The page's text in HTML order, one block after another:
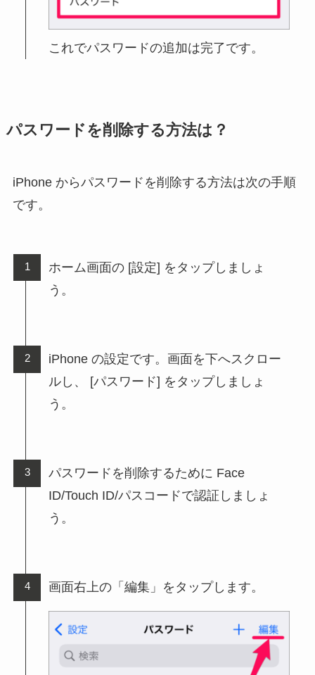
これでパスワードの追加は完了です。
パスワードを削除する方法は？
iPhone からパスワードを削除する方法は次の手順
です。
ホーム画面の [設定] をタップしましょ
う。
iPhone の設定です。画面を下へスクロー
ルし、 [パスワード] をタップしましょ
う。
パスワードを削除するために Face
ID/Touch ID/パスコードで認証しましょ
う。
画面右上の「編集」をタップします。